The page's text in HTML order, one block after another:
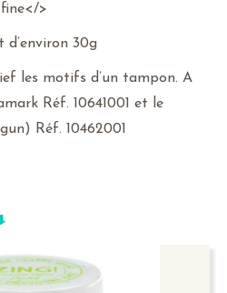
>
d’environ 30g
les motifs d’un tampon. A
Réf. 10641001 et le
Réf. 10462001